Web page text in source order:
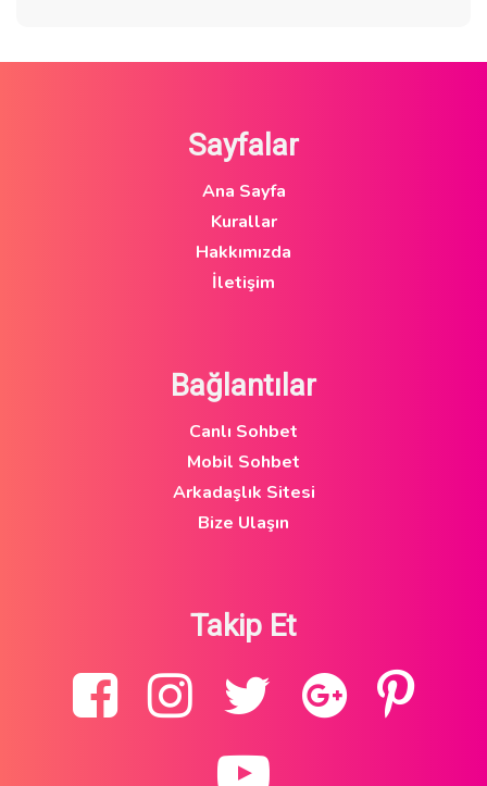
Sayfalar
Ana Sayfa
Kurallar
Hakkımızda
İletişim
Bağlantılar
Canlı Sohbet
Mobil Sohbet
Arkadaşlık Sitesi
Bize Ulaşın
Takip Et